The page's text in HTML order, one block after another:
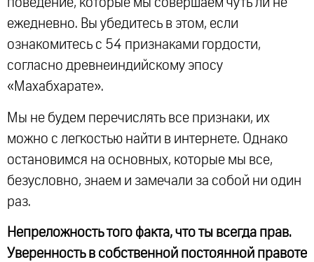
поведение, которые мы совершаем чуть ли не
ежедневно. Вы убедитесь в этом, если
ознакомитесь с 54 признаками гордости,
согласно древнеиндийскому эпосу
«Махабхарате».
Мы не будем перечислять все признаки, их
можно с легкостью найти в интернете. Однако
остановимся на основных, которые мы все,
безусловно, знаем и замечали за собой ни один
раз.
Непреложность того факта, что ты всегда прав.
Уверенность в собственной постоянной правоте